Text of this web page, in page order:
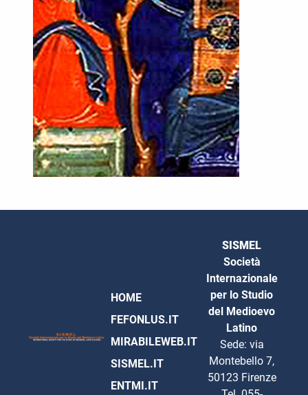
HOME
FEFONLUS.IT
MIRABILEWEB.IT
SISMEL.IT
ENTMI.IT
SISMEL
Società
Internazionale
per lo Studio
del Medioevo
Latino
Sede: via
Montebello 7,
50123 Firenze